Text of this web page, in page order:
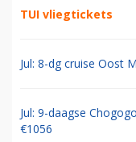
TUI vliegtickets
Jul: 8-dg cruise Oost
Jul: 9-daagse
€1056